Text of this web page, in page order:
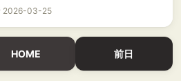
2026-03-25
HOME 前日